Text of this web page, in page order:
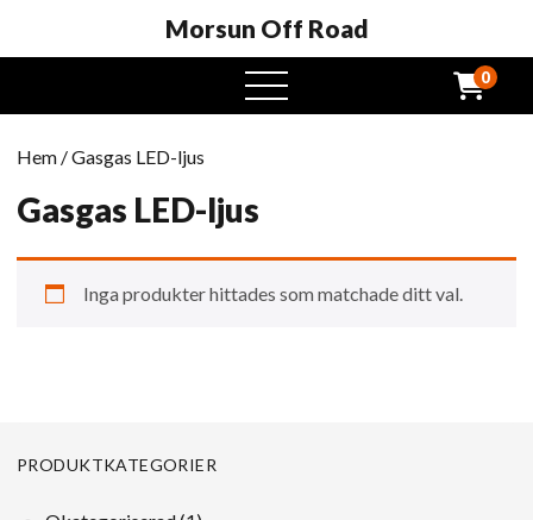
Morsun Off Road
öppna
meny
0
Hem / Gasgas LED-ljus
Gasgas LED-ljus
Inga produkter hittades som matchade ditt val.
PRODUKTKATEGORIER